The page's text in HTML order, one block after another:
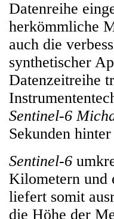
Datenreihe
herkömmliche
auch die
synthetischer
Datenzeitreihe
Sentinel-6
Sekunden hinter
Sentinel-6
Kilometern und
liefert somit
die Höhe der